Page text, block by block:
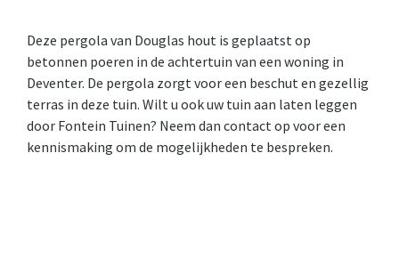
Deze pergola van Douglas hout is geplaatst op
betonnen poeren in de achtertuin van een woning in
Deventer. De pergola zorgt voor een beschut en gezellig
terras in deze tuin. Wilt u ook uw tuin aan laten leggen
door Fontein Tuinen? Neem dan contact op voor een
kennismaking om de mogelijkheden te bespreken.